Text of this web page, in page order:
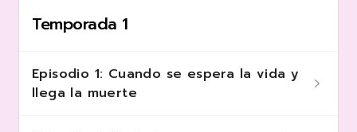
Temporada 1
Episodio 1: Cuando se espera la vida y
llega la muerte